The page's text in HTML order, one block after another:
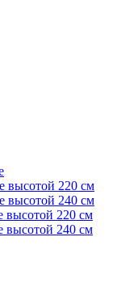
высотой 220 см
высотой 240 см
высотой 220 см
высотой 240 см